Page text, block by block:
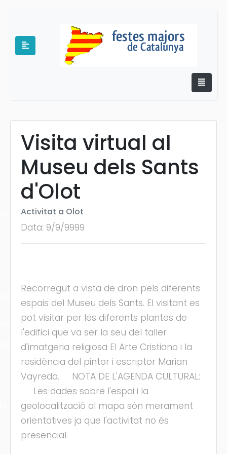
Visita virtual al
Museu dels Sants
d'Olot
Activitat a Olot
Data: 9/9/9999
Recorregut a vista de dron pels diferents
espais del Museu dels Sants. El visitant es
pot visitar per les diferents plantes de
l'edifici que va ser la seu del taller
d'imatgeria religiosa El Arte Cristiano i la
residència del pintor i escriptor Marian
Vayreda. NOTA DE L'AGENDA CULTURAL:
Les dades sobre l'espai i la
geolocalització al mapa són merament
orientatives ja que l'activitat no és
presencial.